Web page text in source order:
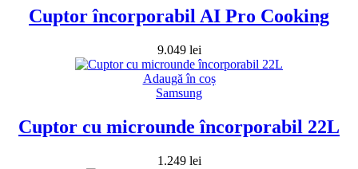
Cuptor încorporabil AI Pro Cooking
9.049 lei
Adaugă în coș
Samsung
Cuptor cu microunde încorporabil 22L
1.249 lei